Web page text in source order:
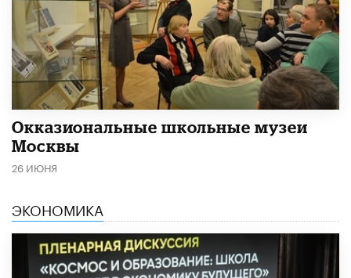
​Окказиональные школьные музеи
Москвы
26 ИЮНЯ
ЭКОНОМИКА